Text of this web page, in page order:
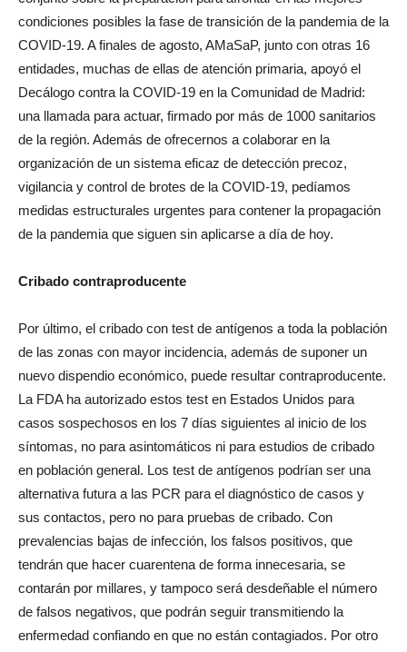
condiciones posibles la fase de transición de la pandemia de la
COVID-19. A finales de agosto, AMaSaP, junto con otras 16
entidades, muchas de ellas de atención primaria, apoyó el
Decálogo contra la COVID-19 en la Comunidad de Madrid:
una llamada para actuar, firmado por más de 1000 sanitarios
de la región. Además de ofrecernos a colaborar en la
organización de un sistema eficaz de detección precoz,
vigilancia y control de brotes de la COVID-19, pedíamos
medidas estructurales urgentes para contener la propagación
de la pandemia que siguen sin aplicarse a día de hoy.
Cribado contraproducente
Por último, el cribado con test de antígenos a toda la población
de las zonas con mayor incidencia, además de suponer un
nuevo dispendio económico, puede resultar contraproducente.
La FDA ha autorizado estos test en Estados Unidos para
casos sospechosos en los 7 días siguientes al inicio de los
síntomas, no para asintomáticos ni para estudios de cribado
en población general. Los test de antígenos podrían ser una
alternativa futura a las PCR para el diagnóstico de casos y
sus contactos, pero no para pruebas de cribado. Con
prevalencias bajas de infección, los falsos positivos, que
tendrán que hacer cuarentena de forma innecesaria, se
contarán por millares, y tampoco será desdeñable el número
de falsos negativos, que podrán seguir transmitiendo la
enfermedad confiando en que no están contagiados. Por otro